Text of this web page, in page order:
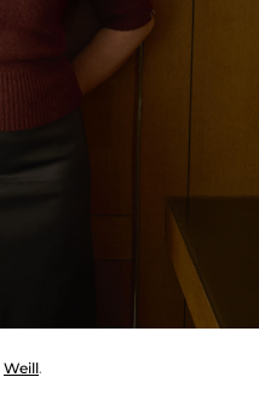
Weill.